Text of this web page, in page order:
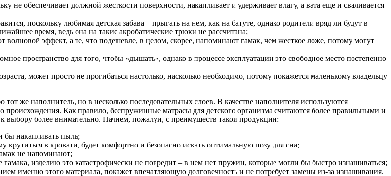
обеспечивает должной жесткости поверхности, накапливает и удерживает влагу, а вата еще и сваливается
поскольку любимая детская забава – прыгать на нем, как на батуте, однако родители вряд ли будут в
время, ведь она на такие акробатические трюки не рассчитана;
эффект, а те, что подешевле, в целом, скорее, напоминают гамак, чем жесткое ложе, потому могут
пространство для того, чтобы «дышать», однако в процессе эксплуатации это свободное место постепенно
может просто не прогибаться настолько, насколько необходимо, потому покажется маленькому владельцу
же наполнитель, но в несколько последовательных слоев. В качестве наполнителя используются
происхождения. Как правило, беспружинные матрасы для детского организма считаются более правильными и
выбору более внимательно. Начнем, пожалуй, с преимуществ такой продукции:
бы накапливать пыль;
в кровати, будет комфортно и безопасно искать оптимальную позу для сна;
не напоминают;
гамака, изделию это катастрофически не повредит – в нем нет пружин, которые могли бы быстро изнашиваться;
именно этого материала, покажет впечатляющую долговечность и не потребует замены из-за изнашивания.